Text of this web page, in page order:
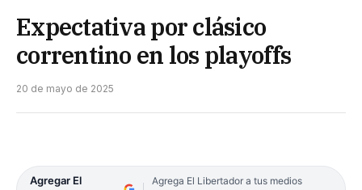
Expectativa por clásico
correntino en los playoffs
20 de mayo de 2025
Agregar El
Agrega El Libertador a tus medios